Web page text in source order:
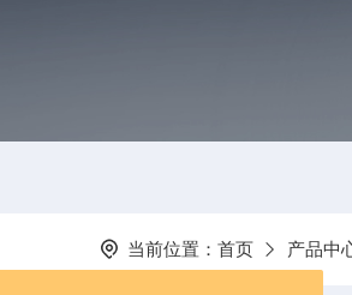
当前位置： 首页 产品中